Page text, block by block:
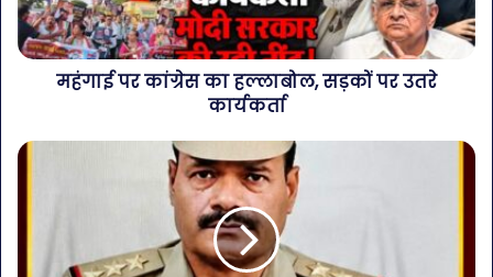
महंगाई पर कांग्रेस का हल्लाबोल, सड़कों पर उतरे
कार्यकर्ता